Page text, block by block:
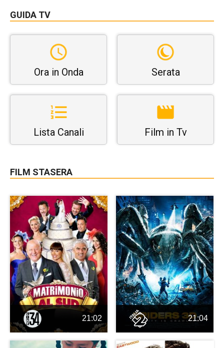
GUIDA TV
Ora in Onda Serata
Lista Canali Film in Tv
FILM STASERA
21:02 21:04